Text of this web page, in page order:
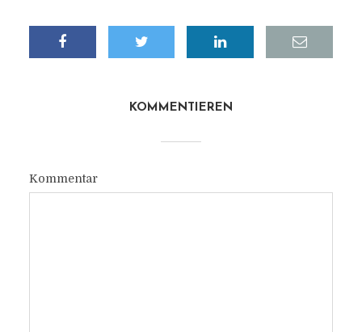
KOMMENTIEREN
Kommentar